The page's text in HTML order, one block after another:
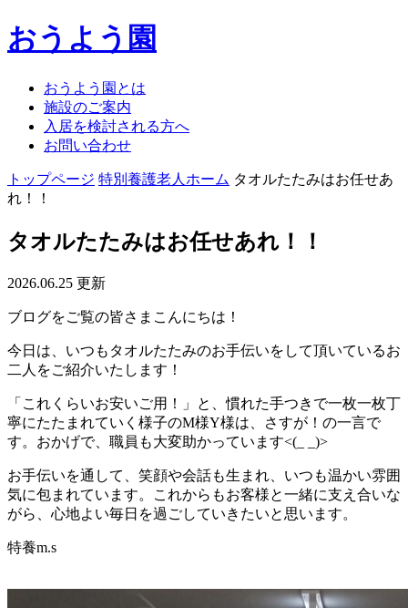
おうよう園
おうよう園とは
施設のご案内
入居を検討される方へ
お問い合わせ
トップページ 特別養護老人ホーム タオルたたみはお任せあ
れ！！
タオルたたみはお任せあれ！！
2026.06.25 更新
ブログをご覧の皆さまこんにちは！
今日は、いつもタオルたたみのお手伝いをして頂いているお
二人をご紹介いたします！
「これくらいお安いご用！」と、慣れた手つきで一枚一枚丁
寧にたたまれていく様子のM様Y様は、さすが！の一言で
す。おかげで、職員も大変助かっています<(_ _)>
お手伝いを通して、笑顔や会話も生まれ、いつも温かい雰囲
気に包まれています。これからもお客様と一緒に支え合いな
がら、心地よい毎日を過ごしていきたいと思います。
特養m.s